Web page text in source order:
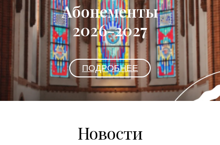
Абонементы
2026-2027
ПОДРОБНЕЕ
Новости